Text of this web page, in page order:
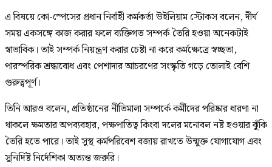
এ বিষয়ে কো-স্পেসের প্রধান নির্বাহী কর্মকর্তা উইলিয়াম স্টোকস বলেন, দীর্ঘ
সময় একসঙ্গে কাজ করার ফলে ব্যক্তিগত সম্পর্ক তৈরি হওয়া অনেকটাই
স্বাভাবিক। তাই সম্পর্ক নিয়ন্ত্রণ করার চেষ্টা না করে কর্মক্ষেত্রে স্বচ্ছতা,
পারস্পরিক শ্রদ্ধাবোধ এবং পেশাদার আচরণের সংস্কৃতি গড়ে তোলাই বেশি
গুরুত্বপূর্ণ।
তিনি আরও বলেন, প্রতিষ্ঠানের নীতিমালা সম্পর্কে কর্মীদের পরিষ্কার ধারণা না
থাকলে ক্ষমতার অপব্যবহার, পক্ষপাতিত্ব কিংবা দলের মনোবল নষ্ট হওয়ার ঝুঁকি
তৈরি হতে পারে। তাই সুস্থ কর্মপরিবেশ বজায় রাখতে উন্মুক্ত যোগাযোগ এবং
সুনির্দিষ্ট নির্দেশিকা অত্যন্ত জরুরি।